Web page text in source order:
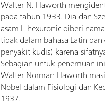
Walter N. Haworth
pada tahun 1933. Dia dan
asam L-hexuronic diberi
tidak dalam bahasa Latin
penyakit kudis) karena
Sebagian untuk penemuan
Walter Norman Haworth
Nobel dalam Fisiologi dan
1937.